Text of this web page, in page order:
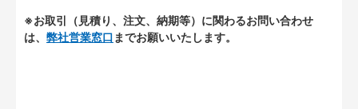
※お取引（見積り、注文、納期等）に関わるお問い合わせ
は、 弊社営業窓口 までお願いいたします。